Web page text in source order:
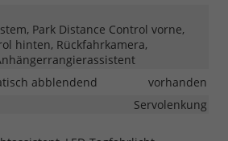
Park Distance Control vorne,
hinten, Rückfahrkamera,
abblendend
vorhanden
Servolenkung